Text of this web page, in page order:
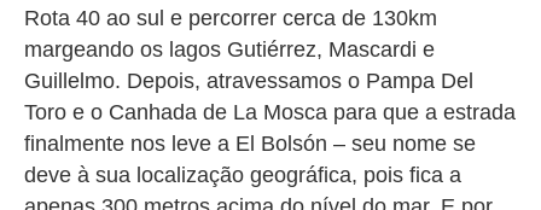
Rota 40 ao sul e percorrer cerca de 130km
margeando os lagos Gutiérrez, Mascardi e
Guillelmo. Depois, atravessamos o Pampa Del
Toro e o Canhada de La Mosca para que a estrada
finalmente nos leve a El Bolsón – seu nome se
deve à sua localização geográfica, pois fica a